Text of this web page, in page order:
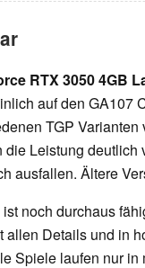
RTX 3050 4GB
auf den GA107
TGP
die Leistung deutlich
ausfallen. Ältere
noch durchaus
allen Details und in
Spiele laufen nur